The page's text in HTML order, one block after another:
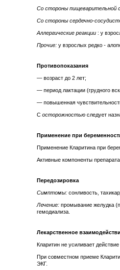
Со стороны пищеварительной
Со стороны сердечно-
Аллергические реакции : у
Прочие: у взрослых редко -
Противопоказания
— возраст до 2 лет;
— период лактации (грудного
— повышенная
С осторожностью следует
Применение при
Применение Кларитина при
Активные компоненты
Передозировка
Симптомы: сонливость,
Лечение: промывание желудка
гемодиализа.
Лекарственное
Кларитин не усиливает
При совместном приеме
ЭКГ.